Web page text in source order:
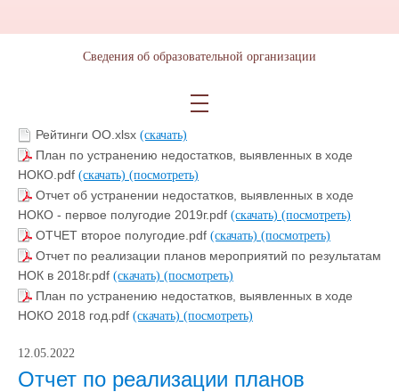
НОКО_МАОУ СОШ 137.pdf(скачать)
Рейтинги ОО.xlsx (скачать)
План по устранению недостатков, выявленных в ходе
НОКО.pdf (скачать) (посмотреть)
Отчет об устранении недостатков, выявленных в ходе
НОКО - первое полугодие 2019г.pdf (скачать) (посмотреть)
ОТЧЕТ второе полугодие.pdf (скачать) (посмотреть)
Отчет по реализации планов мероприятий по результатам
НОК в 2018г.pdf (скачать) (посмотреть)
План по устранению недостатков, выявленных в ходе
НОКО 2018 год.pdf (скачать) (посмотреть)
12.05.2022
Отчет по реализации планов
Сведения об образовательной организации